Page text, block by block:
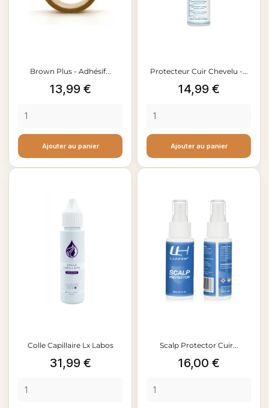
Brown Plus - Adhésif...
Prix
13,99 €
Ajouter au panier
Protecteur Cuir Chevelu -...
Prix
14,99 €
Ajouter au panier
Colle Capillaire Lx Labos
Prix
31,99 €
Scalp Protector Cuir...
Prix
16,00 €